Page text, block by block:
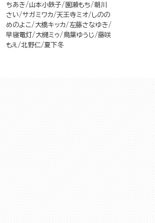
ちあき
山本小鉄子 園瀬もち
朝川
さい
サガミワカ 天王寺ミオ
しのの
めのよこ
大橋キッカ
左藤さなゆき
早寝電灯
大槻ミゥ 鳥葉ゆうじ
藤咲
もえ
北野仁 夏下冬